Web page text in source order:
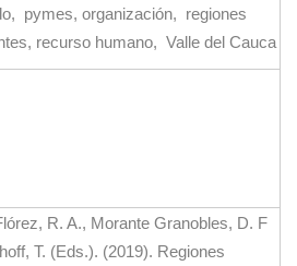
pymes, organización, regiones
recurso humano, Valle del Cauca​
R. A., Morante Granobles, D. F
T. (Eds.). (2019). Regiones